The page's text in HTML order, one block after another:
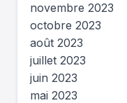
novembre 2023
octobre 2023
août 2023
juillet 2023
juin 2023
mai 2023